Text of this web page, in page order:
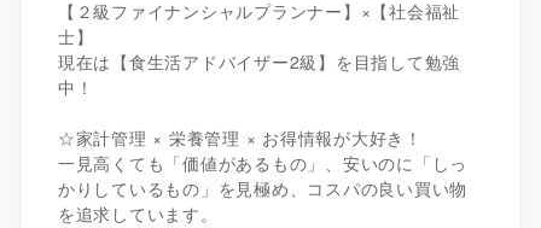
【２級ファイナンシャルプランナー】×【社会福祉
士】
現在は【食生活アドバイザー2級】を目指して勉強
中！
☆家計管理 × 栄養管理 × お得情報が大好き！
一見高くても「価値があるもの」、安いのに「しっ
かりしているもの」を見極め、コスパの良い買い物
を追求しています。